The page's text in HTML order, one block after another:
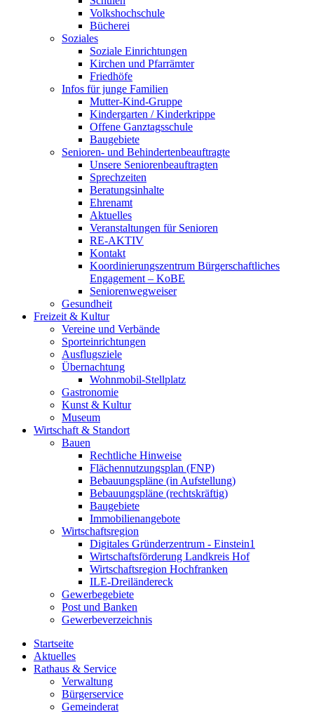
Volkshochschule
Bücherei
Soziales
Soziale Einrichtungen
Kirchen und Pfarrämter
Friedhöfe
Infos für junge Familien
Mutter-Kind-Gruppe
Kindergarten / Kinderkrippe
Offene Ganztagsschule
Baugebiete
Senioren- und Behindertenbeauftragte
Unsere Seniorenbeauftragten
Sprechzeiten
Beratungsinhalte
Ehrenamt
Aktuelles
Veranstaltungen für Senioren
RE-AKTIV
Kontakt
Koordinierungszentrum Bürgerschaftliches
Engagement – KoBE
Seniorenwegweiser
Gesundheit
Freizeit & Kultur
Vereine und Verbände
Sporteinrichtungen
Ausflugsziele
Übernachtung
Wohnmobil-Stellplatz
Gastronomie
Kunst & Kultur
Museum
Wirtschaft & Standort
Bauen
Rechtliche Hinweise
Flächennutzungsplan (FNP)
Bebauungspläne (in Aufstellung)
Bebauungspläne (rechtskräftig)
Baugebiete
Immobilienangebote
Wirtschaftsregion
Digitales Gründerzentrum - Einstein1
Wirtschaftsförderung Landkreis Hof
Wirtschaftsregion Hochfranken
ILE-Dreiländereck
Gewerbegebiete
Post und Banken
Gewerbeverzeichnis
Startseite
Aktuelles
Rathaus & Service
Verwaltung
Bürgerservice
Gemeinderat